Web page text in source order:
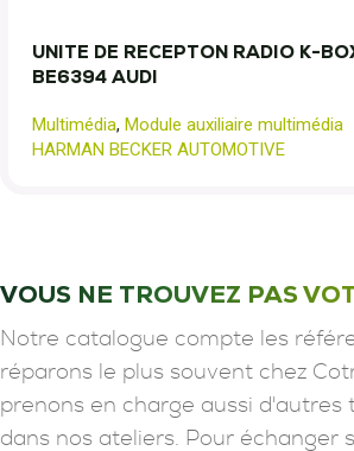
UNITE DE RECEPTON RADIO K-
BE6394 AUDI
Multimédia, Module auxiliaire multimédia
HARMAN BECKER AUTOMOTIVE
VOUS NE TROUVEZ PAS
Notre catalogue compte les
réparons le plus souvent chez
prenons en charge aussi d'autres
dans nos ateliers. Pour échanger